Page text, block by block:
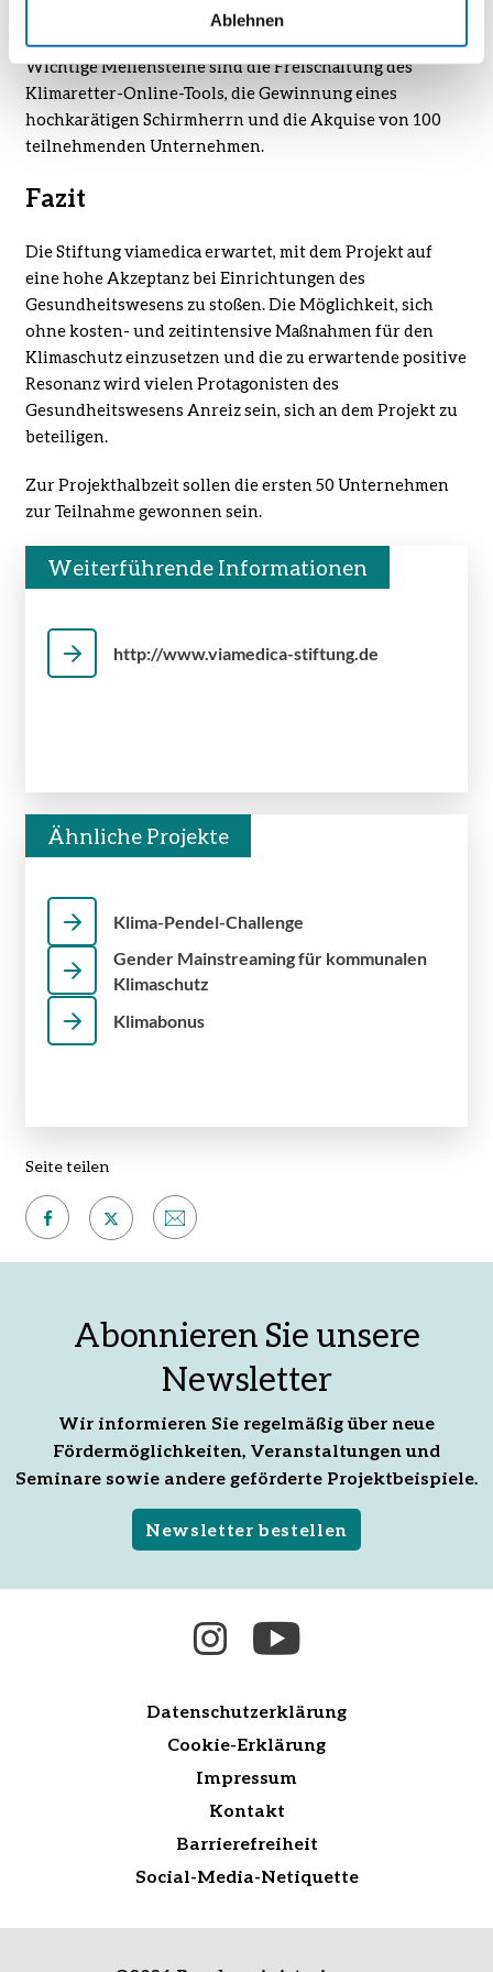
Ablehnen
des Klimaretters des Jahres.
Wichtige Meilensteine sind die Freischaltung des
Klimaretter-Online-Tools, die Gewinnung eines
hochkarätigen Schirmherrn und die Akquise von 100
teilnehmenden Unternehmen.
Fazit
Die Stiftung viamedica erwartet, mit dem Projekt auf
eine hohe Akzeptanz bei Einrichtungen des
Gesundheitswesens zu stoßen. Die Möglichkeit, sich
ohne kosten- und zeitintensive Maßnahmen für den
Klimaschutz einzusetzen und die zu erwartende positive
Resonanz wird vielen Protagonisten des
Gesundheitswesens Anreiz sein, sich an dem Projekt zu
beteiligen.
Zur Projekthalbzeit sollen die ersten 50 Unternehmen
zur Teilnahme gewonnen sein.
Weiterführende Informationen
http://www.viamedica-stiftung.de
Ähnliche Projekte
Klima-Pendel-Challenge
Gender Mainstreaming für kommunalen
Klimaschutz
Klimabonus
Seite teilen
teilen
Mail
empfehlen
Abonnieren Sie unsere
Newsletter
Wir informieren Sie regelmäßig über neue
Fördermöglichkeiten, Veranstaltungen und
Seminare sowie andere geförderte Projektbeispiele.
Newsletter bestellen
Datenschutzerklärung
Cookie-Erklärung
Impressum
Kontakt
Barrierefreiheit
Social-Media-Netiquette